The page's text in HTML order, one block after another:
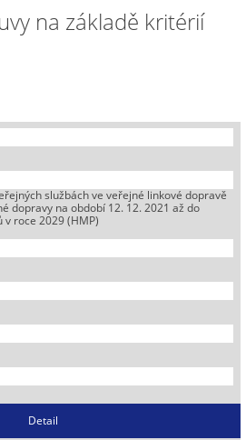
na základě kritérií
službách ve veřejné linkové dopravě
dopravy na období 12. 12. 2021 až do
roce 2029 (HMP)
Detail